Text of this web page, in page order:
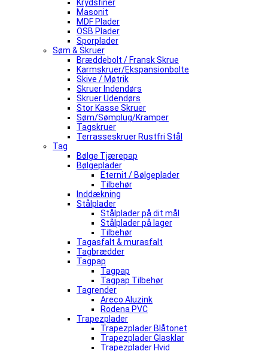
Krydsfiner
Masonit
MDF Plader
OSB Plader
Sporplader
Søm & Skruer
Bræddebolt / Fransk Skrue
Karmskruer/Ekspansionbolte
Skive / Møtrik
Skruer Indendørs
Skruer Udendørs
Stor Kasse Skruer
Søm/Sømplug/Kramper
Tagskruer
Terrasseskruer Rustfri Stål
Tag
Bølge Tjærepap
Bølgeplader
Eternit / Bølgeplader
Tilbehør
Inddækning
Stålplader
Stålplader på dit mål
Stålplader på lager
Tilbehør
Tagasfalt & murasfalt
Tagbrædder
Tagpap
Tagpap
Tagpap Tilbehør
Tagrender
Areco Aluzink
Rodena PVC
Trapezplader
Trapezplader Blåtonet
Trapezplader Glasklar
Trapezplader Hvid